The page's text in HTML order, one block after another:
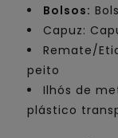
Bolsos:
Capuz:
Remate/
peito
Ilhós de
plástico